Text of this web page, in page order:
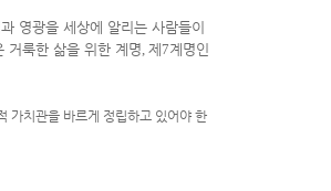
영광을 세상에 알리는 사람들이
거룩한 삶을 위한 계명, 제 7계명인
가치관을 바르게 정립하고 있어야 한